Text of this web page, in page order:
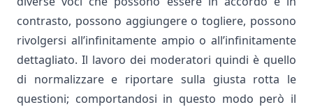
contrasto, possono aggiungere o togliere, possono
rivolgersi all’infinitamente ampio o all’infinitamente
dettagliato. Il lavoro dei moderatori quindi è quello
di normalizzare e riportare sulla giusta rotta le
questioni; comportandosi in questo modo però il